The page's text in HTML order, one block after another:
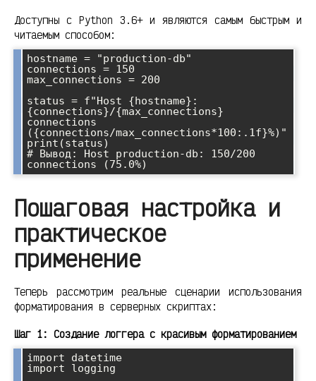
Доступны с Python 3.6+ и являются самым быстрым и
читаемым способом:
hostname = "production-db"
connections = 150
max_connections = 200
status = f"Host {hostname}:
{connections}/{max_connections}
connections
({connections/max_connections*100:.1f}%)"
print(status)
# Вывод: Host production-db: 150/200
Пошаговая настройка и
практическое
применение
Теперь рассмотрим реальные сценарии использования
форматирования в серверных скриптах:
Шаг 1: Создание логгера с красивым форматированием
import datetime
import logging